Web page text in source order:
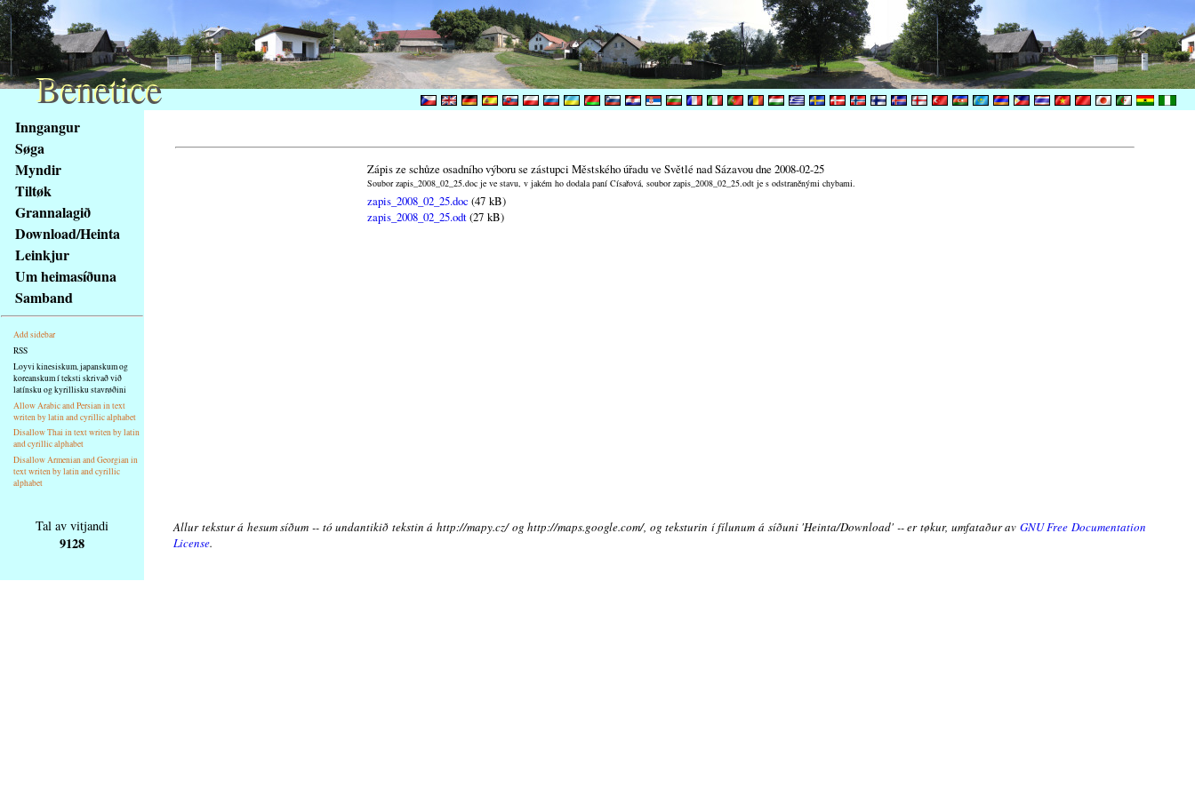
obsah
stránky
Klávesové
zkratky
tomto
webu
základní
Hlavní
strana
Inngangur
Søga
Myndir
Tiltøk
Grannalagið
Download/Heinta
Leinkjur
Um heimasíðuna
Samband
Add sidebar
RSS
Loyvi kinesiskum, japanskum og
koreanskum í teksti skrivað við
latínsku og kyrillisku stavrøðini
Allow Arabic and Persian in text
writen by latin and cyrillic alphabet
Disallow Thai in text writen by latin
and cyrillic alphabet
Disallow Armenian and Georgian in
text writen by latin and cyrillic
alphabet
Zápis ze schůze osadního výboru se zástupci Městského úřadu ve Světlé nad Sázavou dne 2008-02-25
Soubor zapis_2008_02_25.doc je ve stavu, v jakém ho dodala paní Císařová, soubor zapis_2008_02_25.odt je s odstraněnými chybami.
zapis_2008_02_25.doc (47 kB)
zapis_2008_02_25.odt(27 kB)
Tal av vitjandi
9128
Allur tekstur á hesum síðum -- tó undantikið tekstin á http://mapy.cz/ og http://maps.google.com/, og teksturin í fílunum á síðuni 'Heinta/Download' -- er tøkur, umfataður av GNU Free Documentation
License.
Benetice
Benetice